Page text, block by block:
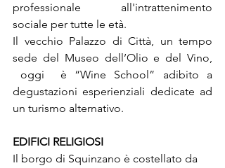
professionale all'intrattenimento
sociale per tutte le età.
Il vecchio Palazzo di Città, un tempo
sede del Museo dell’Olio e del Vino,
oggi  è “Wine School” adibito a
degustazioni esperienziali dedicate ad
un turismo alternativo.
EDIFICI RELIGIOSI
Il borgo di Squinzano è costellato da